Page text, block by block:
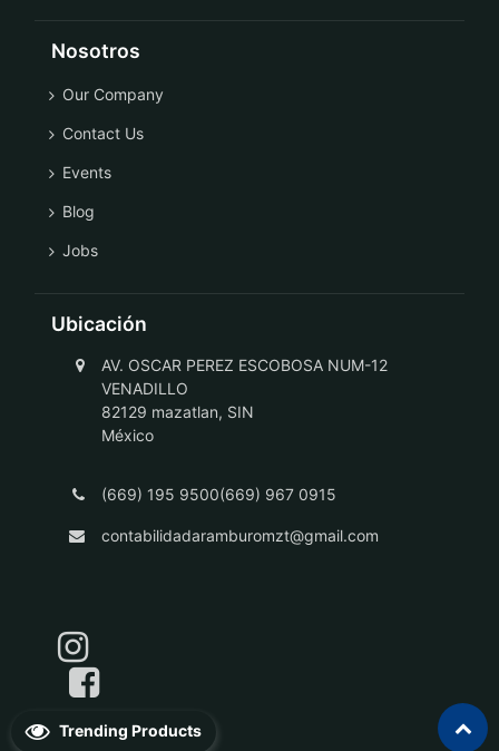
Trending Products
Nosotros
Our Company
Contact Us
Events
Blog
Jobs
Ubicación
AV. OSCAR PEREZ ESCOBOSA NUM-12
VENADILLO
82129 mazatlan, SIN
México
(669) 195 9500(669) 967 0915
contabilidadaramburomzt@gmail.com